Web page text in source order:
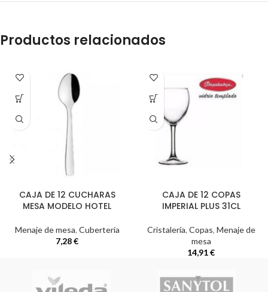
Productos relacionados
CAJA DE 12 CUCHARAS
MESA MODELO HOTEL
Menaje de mesa, Cubertería
7,28€
CAJA DE 12 COPAS
IMPERIAL PLUS 31CL
Cristalería, Copas, Menaje de
mesa
14,91€